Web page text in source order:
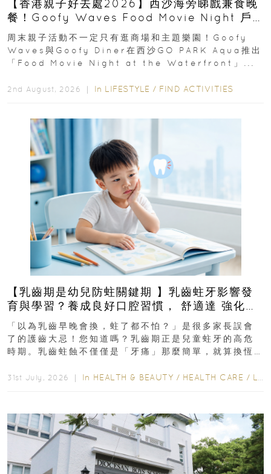
【香港親子好去處2026】西沙海旁睇戲兼食晚
餐！Goofy Waves Food Movie Night 戶
外影院逢週末登場
周末親子活動不一定只有逛商場和主題樂園！Goofy
Waves與Goofy Diner在西沙GO PARK Aqua推出
「Food Movie Night at the Waterfront」...
2nd August, 2026 ｜ In LIFESTYLE / FIND ACTIVITIES
【乳齒期是幼兒防蛀關鍵期 】乳齒蛀牙影響發
育與學習？養成良好口腔習慣， 舒適達 強化琺
瑯質 兒童牙膏防護指南
「以為乳齒早晚會換，蛀了都不怕？」是很多家長誤會
了的護齒大忌！您知道嗎？乳齒期正是兒童蛀牙的高危
時期。乳齒蛀蝕不僅僅是「牙痛」那麼簡單，就算換恆
31st July, 2026 ｜ In HEALTH & BEAUTY / HEALTH CARE / LIFESTYLE